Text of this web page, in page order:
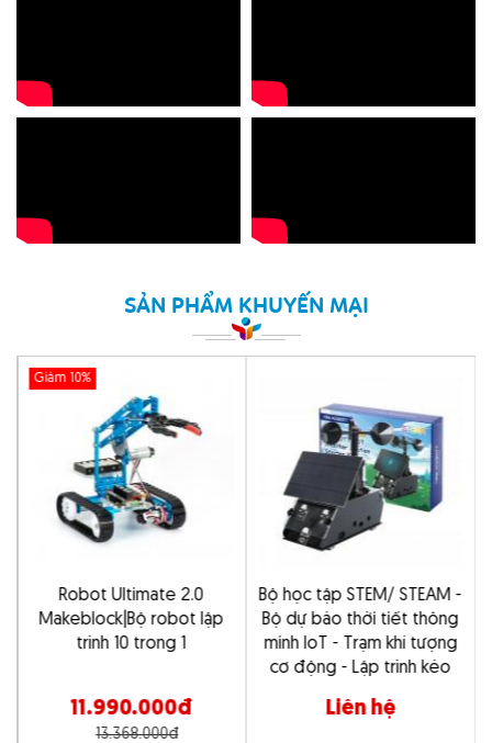
SẢN PHẨM KHUYẾN MẠI
Robot Ultimate 2.0
Makeblock|Bộ robot lập
trình 10 trong 1
11.990.000đ
13.368.000đ
Giảm 10%
Bộ học tập STEM/ STEAM -
Bộ dự báo thời tiết thông
minh IoT - Trạm khí tượng
cơ động - Lập trình kéo
Liên hệ